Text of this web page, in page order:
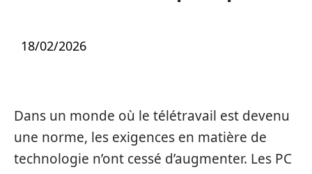
18/02/2026
Dans un monde où le télétravail est devenu
une norme, les exigences en matière de
technologie n’ont cessé d’augmenter. Les PC